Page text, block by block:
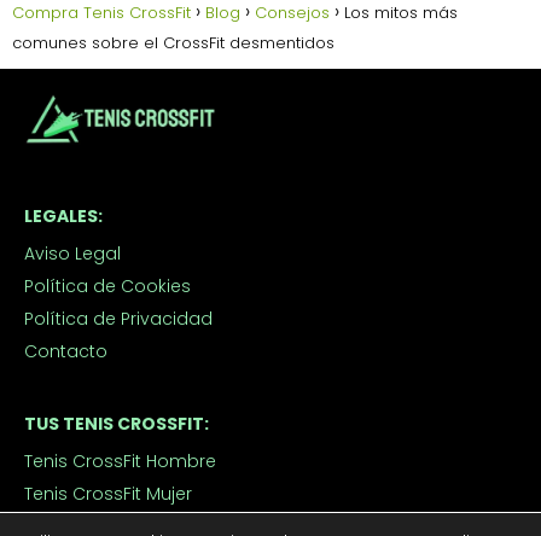
Compra Tenis CrossFit Blog Consejos
Los mitos más
comunes sobre el CrossFit desmentidos
LEGALES:
Aviso Legal
Política de Cookies
Política de Privacidad
Contacto
TUS TENIS CROSSFIT:
Tenis CrossFit Hombre
Tenis CrossFit Mujer